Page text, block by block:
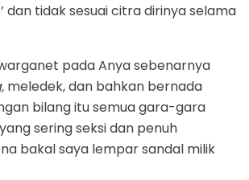
dan tidak sesuai citra dirinya selama
pada Anya sebenarnya
meledek, dan bahkan bernada
bilang itu semua gara-gara
sering seksi dan penuh
bakal saya lempar sandal milik